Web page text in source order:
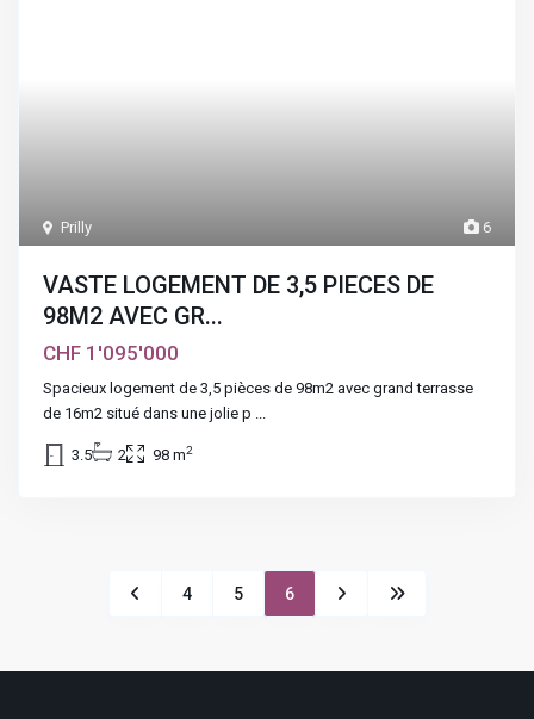
6
Prilly
VASTE LOGEMENT DE 3,5 PIECES DE
98M2 AVEC GR...
CHF 1'095'000
Spacieux logement de 3,5 pièces de 98m2 avec grand terrasse
de 16m2 situé dans une jolie p ...
3.5 2 98 m2
4 5 6